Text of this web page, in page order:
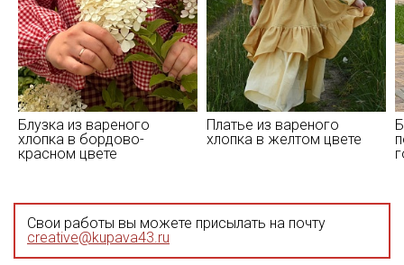
Блузка из вареного
хлопка в бордово-
красном цвете
Платье из вареного
хлопка в желтом цвете
Свои работы вы можете присылать на почту
creative@kupava43.ru